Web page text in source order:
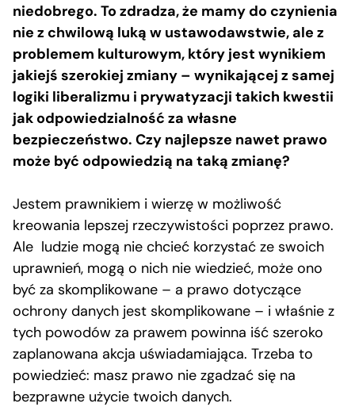
niedobrego. To zdradza, że mamy do czynienia
nie z chwilową luką w ustawodawstwie, ale z
problemem kulturowym, który jest wynikiem
jakiejś szerokiej zmiany – wynikającej z samej
logiki liberalizmu i prywatyzacji takich kwestii
jak odpowiedzialność za własne
bezpieczeństwo. Czy najlepsze nawet prawo
może być odpowiedzią na taką zmianę?
Jestem prawnikiem i wierzę w możliwość
kreowania lepszej rzeczywistości poprzez prawo.
Ale ludzie mogą nie chcieć korzystać ze swoich
uprawnień, mogą o nich nie wiedzieć, może ono
być za skomplikowane – a prawo dotyczące
ochrony danych jest skomplikowane – i właśnie z
tych powodów za prawem powinna iść szeroko
zaplanowana akcja uświadamiająca. Trzeba to
powiedzieć: masz prawo nie zgadzać się na
bezprawne użycie twoich danych.